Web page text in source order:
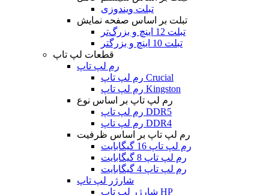
تبلت ویندوزی
تبلت بر اساس صفحه نمایش
تبلت 12 اینچ و بزرگ‌تر
تبلت 10 اینچ و بزرگتر
قطعات لپ تاپ
رم لپ تاپ
رم لپ تاپ Crucial
رم لپ تاپ Kingston
رم لپ تاپ بر اساس نوع
رم لپ تاپ DDR5
رم لپ تاپ DDR4
رم لپ تاپ بر اساس ظرفیت
رم لپ تاپ 16 گیگابایت
رم لپ تاپ 8 گیگابایت
رم لپ تاپ 4 گیگابایت
شارژر لپ تاپ
شارژر لپ تاپ HP